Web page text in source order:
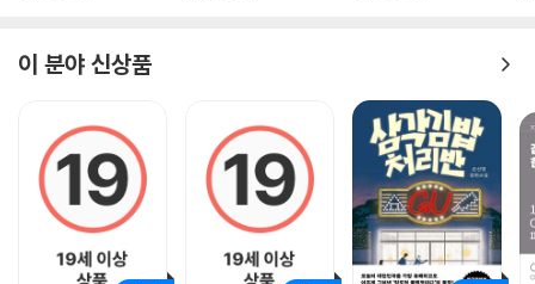
내면의 갈등을 그린 소설
《아르센 뤼팽, 신사 도둑》
모리스 르블랑(Maurice Leblanc), 약 300페이지(단편집)
삐에흐 라핏 에 씨(Pierre Lafitte et Cie), 프랑스 파리 아르센 뤼팽이라
는 신사 도둑의 모험을 다룬 단편집. 그는 뛰어난 두뇌와 변장의 달인으로,
여러 사건을 해결하며 경찰과 대립한다.
이 분야 신상품